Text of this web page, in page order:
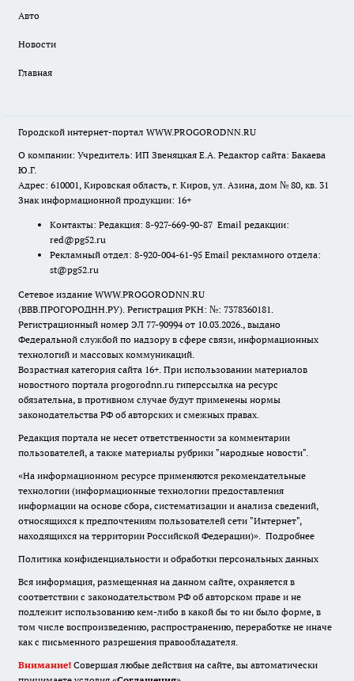
Авто
Новости
Главная
Городской интернет-портал WWW.PROGORODNN.RU
О компании: Учредитель: ИП Звеняцкая Е.А. Редактор сайта: Бакаева
Ю.Г.
Адрес: 610001, Кировская область, г. Киров, ул. Азина, дом № 80, кв. 31
Знак информационной продукции: 16+
Контакты: Редакция: 8-927-669-90-87 Email редакции:
red@pg52.ru
Рекламный отдел: 8-920-004-61-95 Email рекламного отдела:
st@pg52.ru
Сетевое издание WWW.PROGORODNN.RU
(ВВВ.ПРОГОРОДНН.РУ). Регистрация РКН: №: 7378360181.
Регистрационный номер ЭЛ 77-90994 от 10.03.2026., выдано
Федеральной службой по надзору в сфере связи, информационных
технологий и массовых коммуникаций.
Возрастная категория сайта 16+. При использовании материалов
новостного портала progorodnn.ru гиперссылка на ресурс
обязательна, в противном случае будут применены нормы
законодательства РФ об авторских и смежных правах.
Редакция портала не несет ответственности за комментарии
пользователей, а также материалы рубрики "народные новости".
«На информационном ресурсе применяются рекомендательные
технологии (информационные технологии предоставления
информации на основе сбора, систематизации и анализа сведений,
относящихся к предпочтениям пользователей сети "Интернет",
находящихся на территории Российской Федерации)». Подробнее
Политика конфиденциальности и обработки персональных данных
Вся информация, размещенная на данном сайте, охраняется в
соответствии с законодательством РФ об авторском праве и не
подлежит использованию кем-либо в какой бы то ни было форме, в
том числе воспроизведению, распространению, переработке не иначе
как с письменного разрешения правообладателя.
Внимание! Совершая любые действия на сайте, вы автоматически